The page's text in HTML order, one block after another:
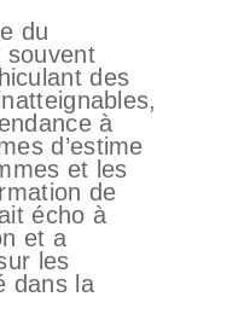
du
souvent
des
à
d’estime
et les
de
écho à
et a
les
dans la